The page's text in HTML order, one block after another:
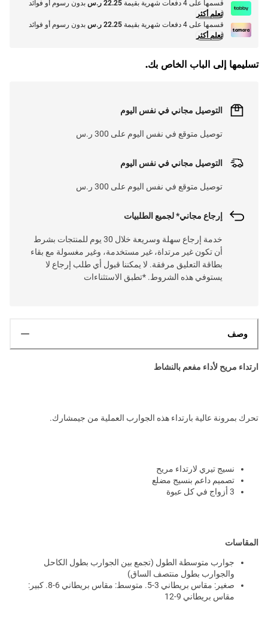
قسمها على 4 دفعات شهرية بقيمة 22.25 ر.س
بدون رسوم أو فوائد
تعلم أكثر
قسمها على 4 دفعات شهرية بقيمة
22.25 ر.س
بدون رسوم أو فوائد
تعلم أكثر
تسليمها إلى الباب الخاص بك.
التوصيل مجاني في نفس اليوم
توصيل متوقع في نفس اليوم على 300 ر.س
التوصيل مجاني في نفس اليوم
توصيل متوقع في نفس اليوم على 300 ر.س
إرجاع مجاني* لجميع الطلبيات
خدمة إرجاع سهلة وسريعة خلال 30 يوم للمنتجات بشرط
أن تكون غير مرتداة، غير مستخدمة، وغير مغسولة مع بقاء
بطاقة التعليق مرفقة. لا يمكننا قبول أي طلب إرجاع لا
يستوفي هذه الشروط. *تطبق الاستثناءات
وصف
ارتداء مريح لأداء مفعم بالنشاط
تحرك بمرونة عالية بارتداء هذه الجوارب العملية من جيمشارك.
نسيج تيري لارتداء مريح
تصميم داعم بنسيج مضلع
3 أزواج في كل عبوة
المقاسات
جوارب متوسطة ​​الطول (تجمع بين الجوارب بطول الكاحل
والجوارب بطول منتصف الساق)
صغير: مقاس بريطاني 3-5. متوسط: مقاس بريطاني 6-8. كبير:
مقاس بريطاني 9-12